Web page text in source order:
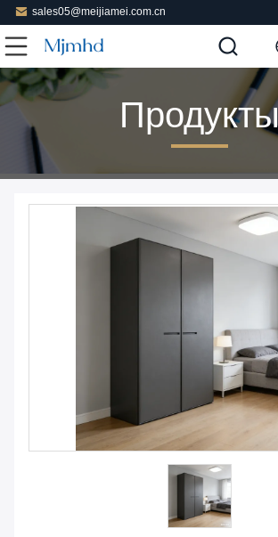
sales05@meijiamei.com.cn
Продукты